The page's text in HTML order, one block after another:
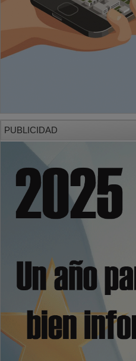
PUBLICIDAD